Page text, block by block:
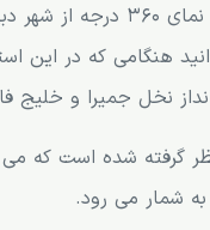
استخر مورد نظر شامل دو
که بدانید هنگامی که
نخل جمیرا و خلیج
گرفته شده است که